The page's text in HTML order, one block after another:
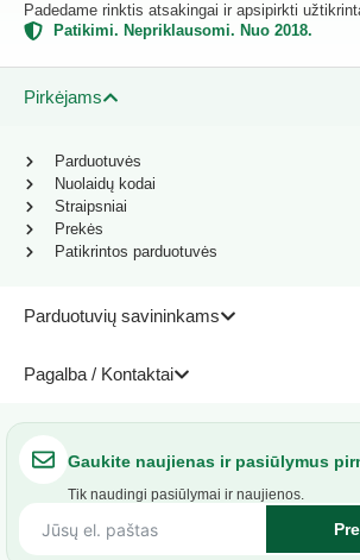
Padedame rinktis atsakingai ir apsipirkti
Patikimi. Nepriklausomi. Nuo 2018.
Pirkėjams
Parduotuvių savininkams
Pagalba / Kontaktai
Parduotuvės
Nuolaidų kodai
Straipsniai
Prekės
Patikrintos parduotuvės
Gaukite naujienas ir pasiūlymus
Tik naudingi pasiūlymai ir naujienos.